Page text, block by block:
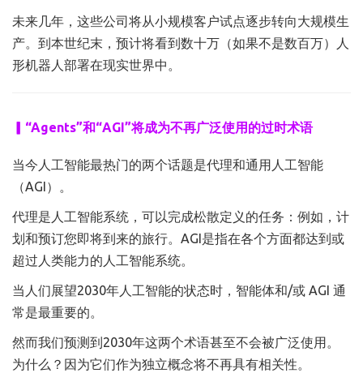
未来几年，这些公司将从小规模客户试点逐步转向大规模生
产。到本世纪末，预计将看到数十万（如果不是数百万）人
形机器人部署在现实世界中。
▎“Agents”和“AGI”将成为不再广泛使用的过时术语
当今人工智能最热门的两个话题是代理和通用人工智能
（AGI）。
代理是人工智能系统，可以完成松散定义的任务：例如，计
划和预订您即将到来的旅行。AGI是指在各个方面都达到或
超过人类能力的人工智能系统。
当人们展望2030年人工智能的状态时，智能体和/或 AGI 通
常是最重要的。
然而我们预测到2030年这两个术语甚至不会被广泛使用。
为什么？因为它们作为独立概念将不再具有相关性。